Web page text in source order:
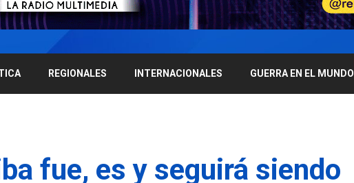
REGIONALES INTERNACIONALES GUERRA EN EL MUNDO
fue, es y seguirá siendo